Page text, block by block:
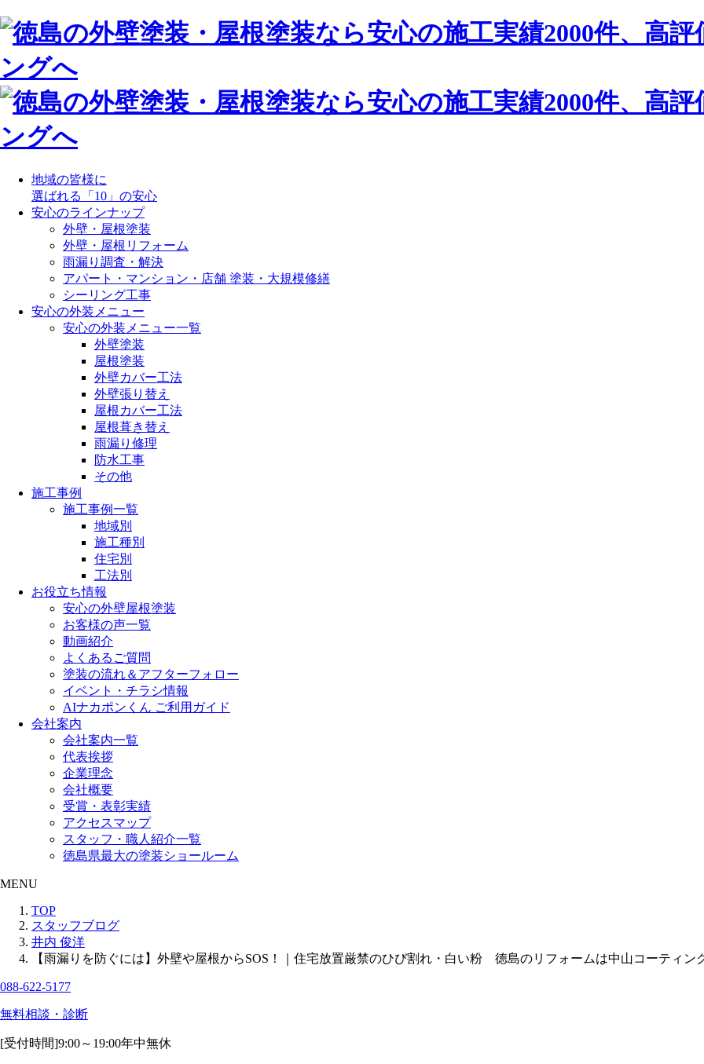
地域の皆様に
選ばれる「10」の安心
安心のラインナップ
外壁・屋根塗装
外壁・屋根リフォーム
雨漏り調査・解決
アパート・マンション・店舗 塗装・大規模修繕
シーリング工事
安心の外装メニュー
安心の外装メニュー一覧
外壁塗装
屋根塗装
外壁カバー工法
外壁張り替え
屋根カバー工法
屋根葺き替え
雨漏り修理
防水工事
その他
施工事例
施工事例一覧
地域別
施工種別
住宅別
工法別
お役立ち情報
安心の外壁屋根塗装
お客様の声一覧
動画紹介
よくあるご質問
塗装の流れ＆アフターフォロー
イベント・チラシ情報
AIナカポンくん ご利用ガイド
会社案内
会社案内一覧
代表挨拶
企業理念
会社概要
受賞・表彰実績
アクセスマップ
スタッフ・職人紹介一覧
徳島県最大の塗装ショールーム
MENU
TOP
スタッフブログ
井内 俊洋
【雨漏りを防ぐには】外壁や屋根からSOS！｜住宅放置厳禁のひび割れ・白い粉 徳島のリフォームは中山コーティン
088-622-5177
無料相談・診断
[受付時間]9:00～19:00年中無休